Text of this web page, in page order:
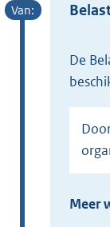
de Belastingdienst stelt de gegevens
Door raadpleging binnen de eigen
Meer